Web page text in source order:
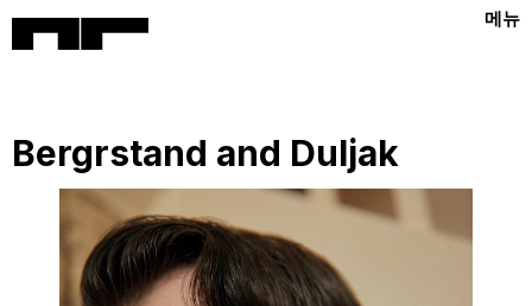
메뉴
Bergrstand and Duljak